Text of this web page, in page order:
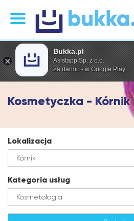
Kosmetyczka - Kórnik
Lokalizacja
Kategoria usług
Bukka.pl
Asistapp Sp. z o.o.
Za darmo - w Google Play